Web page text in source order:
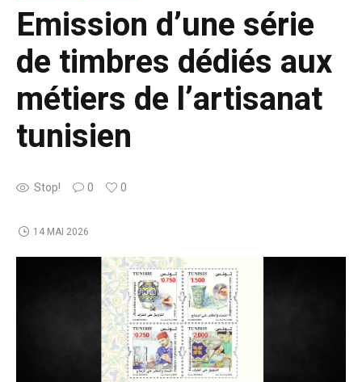
Emission d’une série
de timbres dédiés aux
métiers de l’artisanat
tunisien
Stop! 0 0
14 MAI 2026